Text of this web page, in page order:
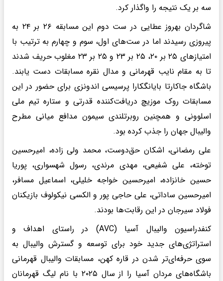
سه بر یک نتیجه را واگذار کرد.
شاگردان بهروز عطایی در ست دوم این مسابقه ۲۶ بر ۲۴ به
پیروزی رسیدند اما در ست‌های اول، سوم و چهارم به ترتیب با
امتیازهای ۲۵ بر ۲۰، ۲۵ بر ۲۳ و ۲۵ بر ۲۳ مغلوب حریف شدند
تا به مقام نایب قهرمانی و مدال نقره مسابقات دست یابند.
باشگاه جاکارتا بایانگکارا پرسیسی اندونزی برای حضور در این
مسابقات روک موزیچ دریافت‌کننده قدرتی و ستاره تیم ملی
اسلوونی و همچنین روبرتلندی سیمون مدافع میانی مطرح
والیبال جهان را جذب کرده بود.
علی رمضانی، اشکان حق‌دوست، محمد ولی زاده، امیرحسین
توخته، علی شفیعی، مهدی مرندی، رسول شهسواری، پوریا
حسین خانزاده، امیرحسین خواجه خلیلی، اسماعیل مسافر،
امیرحسین ساداتی، علی حاجی پور و الکسی نیکولوف بازیکنان
فولاد سیرجان در این رقابت‌ها بودند.
کنفدراسیون والیبال آسیا (AVC) در راستای اهداف و
استراتژی‌های جدید خود برای توسعه و گسترش والیبال به
سوی حرفه‌ای‌تر شدن در قاره کهن، مسابقات والیبال قهرمانی
باشگاه‌های مردان آسیا را از سال ۲۰۲۵ با نام لیگ قهرمانان